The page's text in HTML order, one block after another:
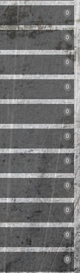
0
0
0
0
0
0
0
0
0
0
0